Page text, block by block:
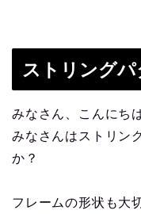
ストリング
みなさん、こんにち
みなさんはストリン
か？
フレームの形状も大